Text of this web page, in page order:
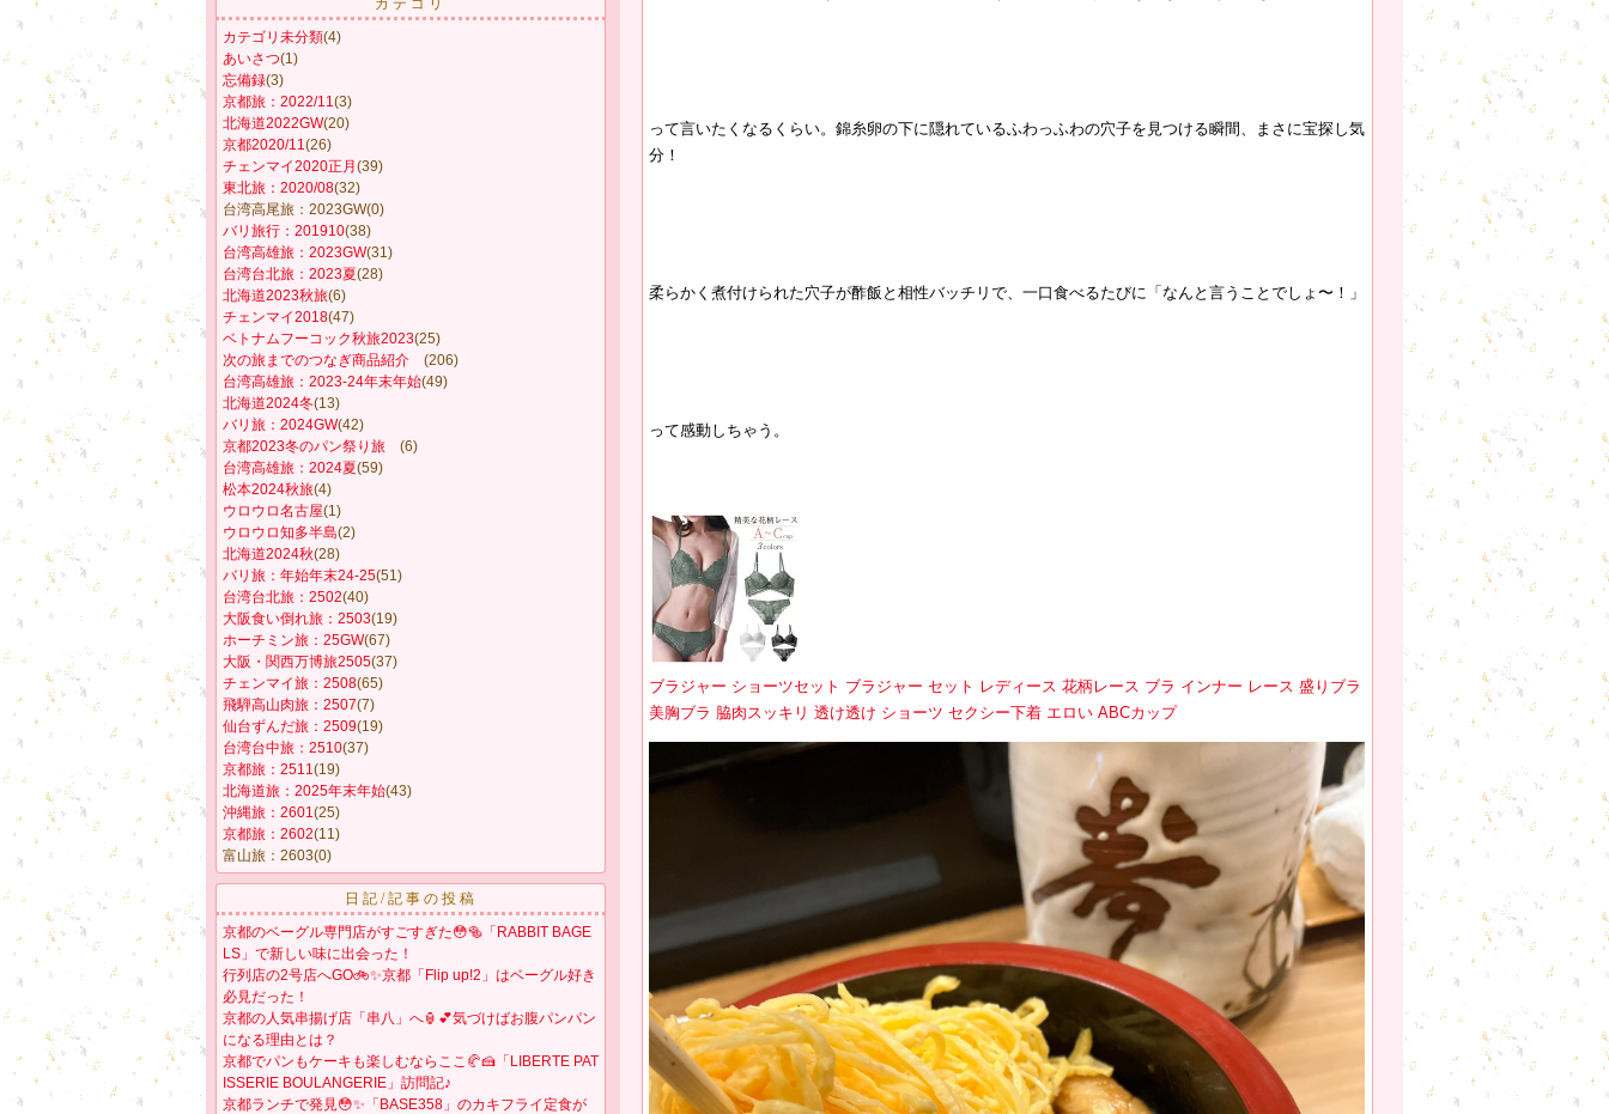
カテゴリ
カテゴリ未分類(4)
あいさつ(1)
忘備録(3)
京都旅：2022/11(3)
北海道2022GW(20)
京都2020/11(26)
チェンマイ2020正月 (39)
東北旅：2020/08(32)
台湾高尾旅：2023GW(0)
バリ旅行：201910(38)
台湾高雄旅：2023GW(31)
台湾台北旅：2023夏(28)
北海道2023秋旅(6)
チェンマイ2018(47)
ベトナムフーコック秋旅2023(25)
次の旅までのつなぎ商品紹介 (206)
台湾高雄旅：2023-24年末年始(49)
北海道2024冬(13)
バリ旅：2024GW(42)
京都2023冬のパン祭り旅 (6)
台湾高雄旅：2024夏(59)
松本2024秋旅(4)
ウロウロ名古屋(1)
ウロウロ知多半島(2)
北海道2024秋(28)
バリ旅：年始年末24-25(51)
台湾台北旅：2502(40)
大阪食い倒れ旅：2503(19)
ホーチミン旅：25GW(67)
大阪・関西万博旅2505(37)
チェンマイ旅：2508(65)
飛騨高山肉旅：2507(7)
仙台ずんだ旅：2509(19)
台湾台中旅：2510(37)
京都旅：2511(19)
北海道旅：2025年末年始(43)
沖縄旅：2601(25)
京都旅：2602(11)
富山旅：2603(0)
日記/記事の投稿
京都のベーグル専門店がすごすぎた😳🥯「RABBIT BAGE
LS」で新しい味に出会った！
行列店の2号店へGO🚲✨京都「Flip up!2」はベーグル好き
必見だった！
京都の人気串揚げ店「串八」へ🏮💕気づけばお腹パンパン
になる理由とは？
京都でパンもケーキも楽しむならここ🥐🍰「LIBERTE PAT
ISSERIE BOULANGERIE」訪問記♪
京都ランチで発見😳✨「BASE358」のカキフライ定食が
って言いたくなるくらい。錦糸卵の下に隠れているふわっふわの穴子を見つける瞬間、まさに宝探し気
分！
柔らかく煮付けられた穴子が酢飯と相性バッチリで、一口食べるたびに「なんと言うことでしょ〜！」
って感動しちゃう。
ブラジャー ショーツセット ブラジャー セット レディース 花柄レース ブラ インナー レース 盛りブラ
美胸ブラ 脇肉スッキリ 透け透け ショーツ セクシー下着 エロい ABCカップ